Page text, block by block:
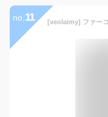
no. 11